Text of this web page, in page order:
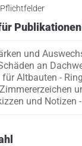
Publikationen